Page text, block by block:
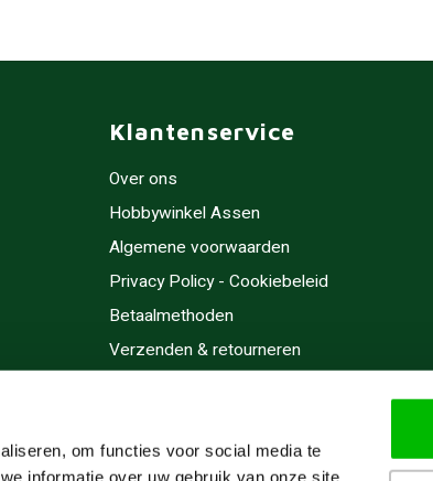
om functies voor social media te
informatie over uw gebruik van onze site
Klantenservice
Over ons
Hobbywinkel Assen
Algemene voorwaarden
Privacy Policy - Cookiebeleid
Betaalmethoden
Verzenden & retourneren
Cadeaubonnen